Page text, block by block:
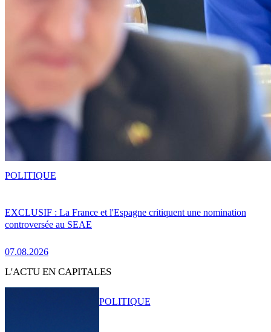
EXCLUSIF : La France et l'Espagne critiquent une nomination
controversée au SEAE
07.08.2026
POLITIQUE
L'ACTU EN CAPITALES
POLITIQUE